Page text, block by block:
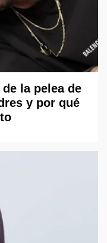
la pelea de
y por qué